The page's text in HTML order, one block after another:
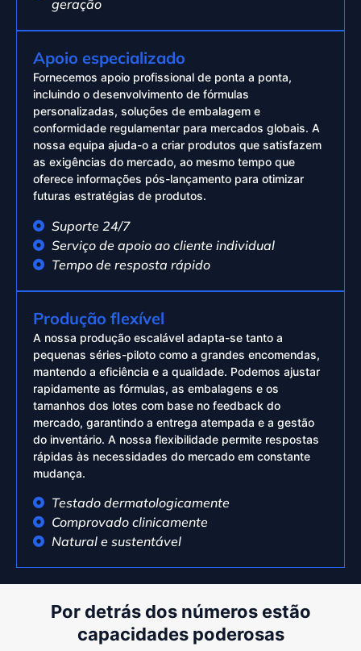
geração
Apoio especializado
Fornecemos apoio profissional de ponta a ponta,
incluindo o desenvolvimento de fórmulas
personalizadas, soluções de embalagem e
conformidade regulamentar para mercados globais. A
nossa equipa ajuda-o a criar produtos que satisfazem
as exigências do mercado, ao mesmo tempo que
oferece informações pós-lançamento para otimizar
futuras estratégias de produtos.
Suporte 24/7
Serviço de apoio ao cliente individual
Tempo de resposta rápido
Produção flexível
A nossa produção escalável adapta-se tanto a
pequenas séries-piloto como a grandes encomendas,
mantendo a eficiência e a qualidade. Podemos ajustar
rapidamente as fórmulas, as embalagens e os
tamanhos dos lotes com base no feedback do
mercado, garantindo a entrega atempada e a gestão
do inventário. A nossa flexibilidade permite respostas
rápidas às necessidades do mercado em constante
mudança.
Testado dermatologicamente
Comprovado clinicamente
Natural e sustentável
Por detrás dos números estão
capacidades poderosas